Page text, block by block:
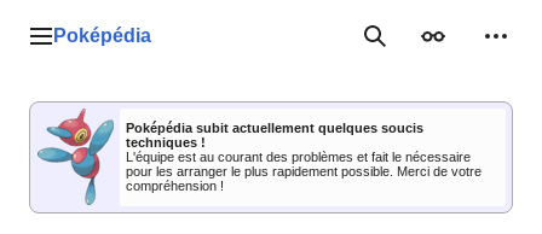
Menu principal
Poképédia RechercherApparence
Poképédia subit actuellement quelques soucis
techniques !
L'équipe est au courant des problèmes et fait le nécessaire
pour les arranger le plus rapidement possible. Merci de votre
compréhension !